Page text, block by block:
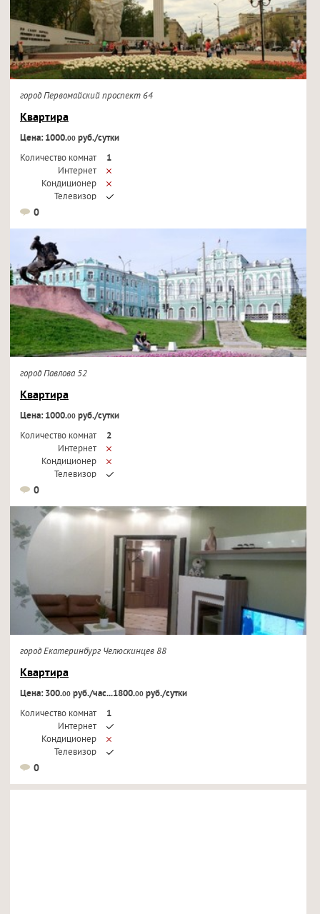
город Первомайский проспект 64
Квартира
Цена: 1000.00руб./сутки
Количество комнат
1
Интернет
Кондиционер
Телевизор
0
город Павлова 52
Квартира
Цена: 1000.00руб./сутки
Количество комнат
2
Интернет
Кондиционер
Телевизор
0
город Екатеринбург Челюскинцев 88
Квартира
Цена: 300.00руб./час...1800.00руб./сутки
Количество комнат
1
Интернет
Кондиционер
Телевизор
0